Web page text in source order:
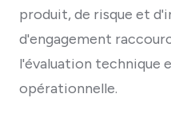
produit, de risque et
d'engagement
l'évaluation technique
opérationnelle.